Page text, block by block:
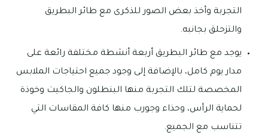
التجربة وأخذ بعض الصور للذكرى مع طائر البطريق
والتزحلق بجانبه.
يوجد مع طائر البطريق أربعة أنشطة مختلفة رائعة على
مدار يوم كامل، بالإضافة إلى وجود جميع احتياجات الملابس
المخصصة لتلك التجربة منها البنطلون والجاكيت وخوذة
لحماية الرأس، وحذاء وجورب منها كافة المقاسات التي
تتناسب مع الجميع.